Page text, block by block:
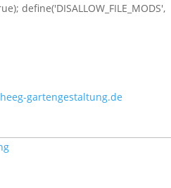
define('DISALLOW_FILE_MODS',
gartengestaltung.de